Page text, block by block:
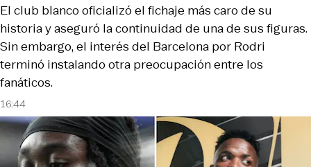
16:44
El club blanco oficializó el fichaje más caro de su
historia y aseguró la continuidad de una de sus figuras.
Sin embargo, el interés del Barcelona por Rodri
terminó instalando otra preocupación entre los
fanáticos.